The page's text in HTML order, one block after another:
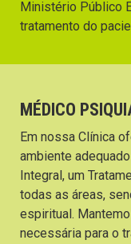
Ministério Público
tratamento do
MÉDICO
Em nossa Clínica
ambiente
Integral, um
todas as áreas,
espiritual.
necessária para o